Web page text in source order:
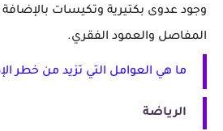
وجود عدوى بكتيرية وتكيسات بالإضافة
المفاصل والعمود الفقري.
ما هي العوامل التي تزيد من خطر
الرياضة